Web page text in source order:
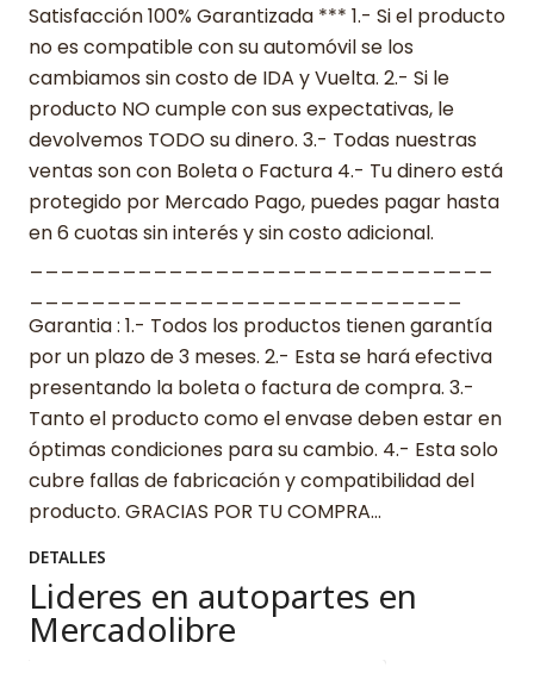
Satisfacción 100% Garantizada *** 1.- Si el producto
no es compatible con su automóvil se los
cambiamos sin costo de IDA y Vuelta. 2.- Si le
producto NO cumple con sus expectativas, le
devolvemos TODO su dinero. 3.- Todas nuestras
ventas son con Boleta o Factura 4.- Tu dinero está
protegido por Mercado Pago, puedes pagar hasta
en 6 cuotas sin interés y sin costo adicional.
Garantia : 1.- Todos los productos tienen garantía
por un plazo de 3 meses. 2.- Esta se hará efectiva
presentando la boleta o factura de compra. 3.-
Tanto el producto como el envase deben estar en
óptimas condiciones para su cambio. 4.- Esta solo
cubre fallas de fabricación y compatibilidad del
producto. GRACIAS POR TU COMPRA…
DETALLES
Lideres en autopartes en
Mercadolibre